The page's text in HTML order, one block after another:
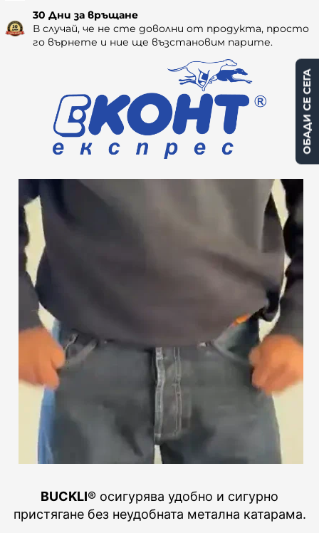
30 Дни за връщане
В случай, че не сте доволни от продукта, просто
го върнете и ние ще възстановим парите.
BUCKLI® осигурява удобно и сигурно
пристягане без неудобната метална катарама.
ОБАДИ СЕ СЕГА